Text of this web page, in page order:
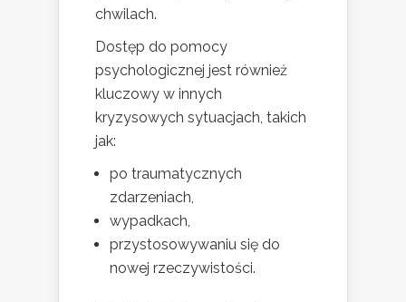
chwilach.
Dostęp do pomocy
psychologicznej jest również
kluczowy w innych
kryzysowych sytuacjach, takich
jak:
po traumatycznych
zdarzeniach,
wypadkach,
przystosowywaniu się do
nowej rzeczywistości.